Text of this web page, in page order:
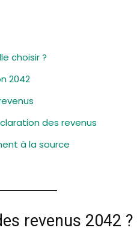
choisir ?
2042
des revenus
à la source
revenus 2042 ?